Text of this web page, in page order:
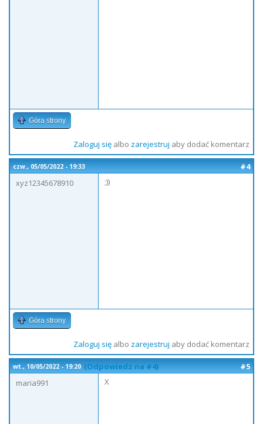
Góra strony
Zaloguj sięalbo zarejestruj aby dodać komentarz
czw., 05/05/2022 - 19:33
#4
xyz12345678910
;))
Góra strony
Zaloguj sięalbo zarejestruj aby dodać komentarz
wt., 10/05/2022 - 19:20 (Odpowiedz na #4)
#5
maria991
X